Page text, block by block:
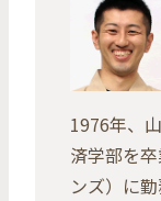
1976年、
済学部を
ンズ）に